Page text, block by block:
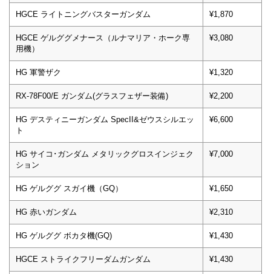
HGCE ライトニングバスターガンダム ¥1,870
HGCE ゲルググメナース（ルナマリア・ホーク専
用機）
¥3,080
HG 軍警ザク ¥1,320
RX-78F00/E ガンダム(グラスフェザー装備) ¥2,200
HG デスティニーガンダム SpecII&ゼウスシルエッ
ト
¥6,600
HG サイコ･ガンダム メタリックグロスインジェク
ション
¥7,000
HG ゲルググ スガイ機（GQ） ¥1,650
HG 赤いガンダム ¥2,310
HG ゲルググ ボカタ機(GQ) ¥1,430
HGCE ストライクフリーダムガンダム ¥1,430